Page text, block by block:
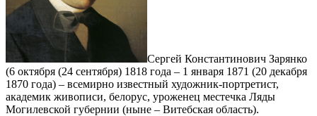
Сергей Константинович Зарянко
(6 октября (24 сентября) 1818 года – 1 января 1871 (20 декабря
1870 года) – всемирно известный художник-портретист,
академик живописи, белорус, уроженец местечка Ляды
Могилевской губернии (ныне – Витебская область).